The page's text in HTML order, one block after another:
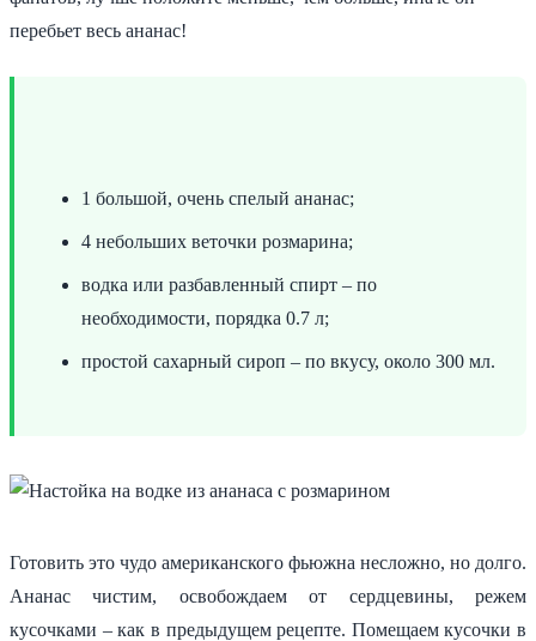
перебьет весь ананас!
1 большой, очень спелый ананас;
4 небольших веточки розмарина;
водка или разбавленный спирт – по
необходимости, порядка 0.7 л;
простой сахарный сироп – по вкусу, около 300 мл.
Готовить это чудо американского фьюжна несложно, но долго.
Ананас чистим, освобождаем от сердцевины, режем
кусочками – как в предыдущем рецепте. Помещаем кусочки в